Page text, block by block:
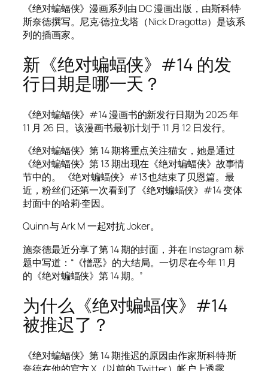
《绝对蝙蝠侠》漫画系列由 DC 漫画出版，由斯科特·
斯奈德撰写。尼克·德拉戈塔（Nick Dragotta）是该系
列的插画家。
新《绝对蝙蝠侠》#14 的发
行日期是哪一天？
《绝对蝙蝠侠》#14 漫画书的新发行日期为 2025 年
11 月 26 日。该漫画书最初计划于 11 月 12 日发行。
《绝对蝙蝠侠》第 14 期将重点关注猫女，她是通过
《绝对蝙蝠侠》第 13 期出现在《绝对蝙蝠侠》故事情
节中的。 《绝对蝙蝠侠》#13 也结束了贝恩篇。最
近，粉丝们还第一次看到了《绝对蝙蝠侠》#14 变体
封面中的哈莉·奎因。
Quinn 与 Ark M 一起对抗 Joker。
施奈德最近分享了第 14 期的封面，并在 Instagram 标
题中写道：“《憎恶》的大结局。一切尽在今年 11 月
的《绝对蝙蝠侠》第 14 期。”
为什么《绝对蝙蝠侠》#14
被推迟了？
《绝对蝙蝠侠》第 14 期推迟的原因由作家斯科特·斯